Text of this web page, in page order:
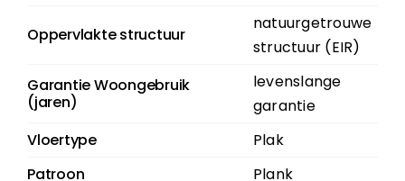
Oppervlakte structuur
natuurgetrouwe
structuur (EIR)
Garantie Woongebruik
(jaren)
levenslange
garantie
Vloertype
Plak
Patroon
Plank